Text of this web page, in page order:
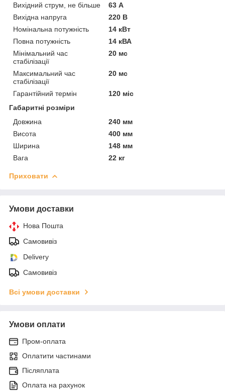
Вихідний струм, не більше
63 А
Вихідна напруга
220 В
Номінальна потужність
14 кВт
Повна потужність
14 кВА
Мінімальний час
стабілізації
20 мс
Максимальний час
стабілізації
20 мс
Гарантійний термін
120 міс
Габаритні розміри
Довжина
240 мм
Висота
400 мм
Ширина
148 мм
Вага
22 кг
Приховати
Умови доставки
Нова Пошта
Самовивіз
Delivery
Самовивіз
Всі умови доставки
Умови оплати
Пром-оплата
Оплатити частинами
Післяплата
Оплата на рахунок